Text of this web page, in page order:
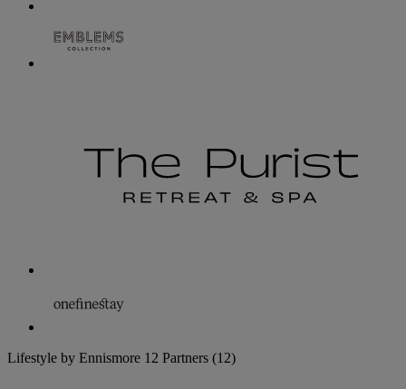
Lifestyle by Ennismore 12 Partners (12)